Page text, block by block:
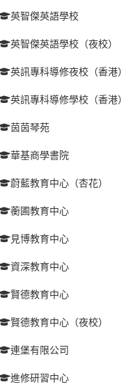
英智傑英語學校
英智傑英語學校（夜校）
英訊專科導修夜校（香港）
英訊專科導修學校（香港）
茵茵琴苑
華基商學書院
蔚藍教育中心（杏花）
蘅圃教育中心
見博教育中心
資深教育中心
賢德教育中心
賢德教育中心（夜校）
連堡有限公司
進修研習中心